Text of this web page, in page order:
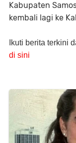
Kabupaten
kembali lagi ke
Ikuti berita terkini
di sini